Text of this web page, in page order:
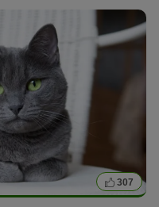
307